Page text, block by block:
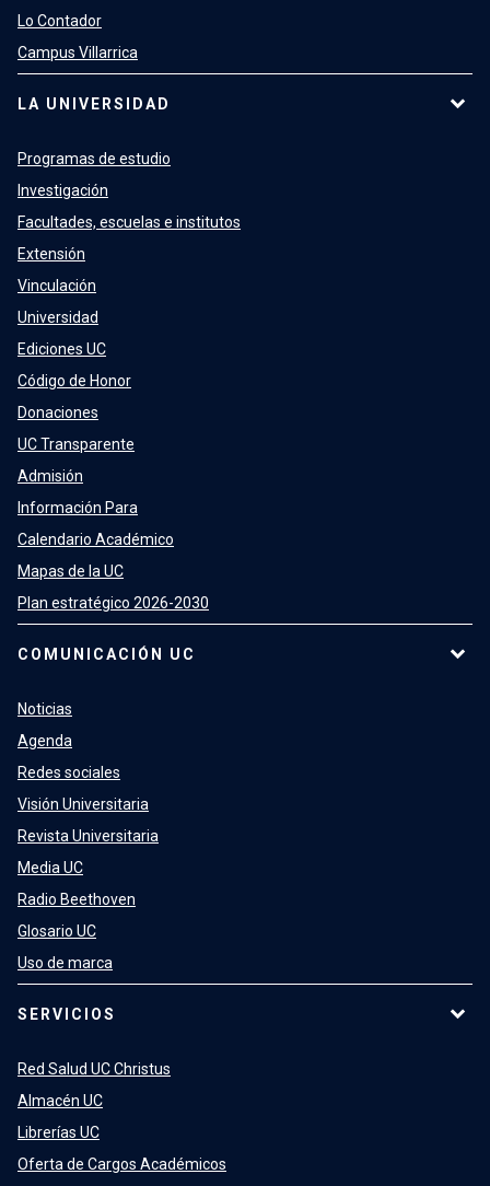
Lo Contador
Campus Villarrica
LA UNIVERSIDAD
Programas de estudio
Investigación
Facultades, escuelas e institutos
Extensión
Vinculación
Universidad
Ediciones UC
Código de Honor
Donaciones
UC Transparente
Admisión
Información Para
Calendario Académico
Mapas de la UC
Plan estratégico 2026-2030
COMUNICACIÓN UC
Noticias
Agenda
Redes sociales
Visión Universitaria
Revista Universitaria
Media UC
Radio Beethoven
Glosario UC
Uso de marca
SERVICIOS
Red Salud UC Christus
Almacén UC
Librerías UC
Oferta de Cargos Académicos